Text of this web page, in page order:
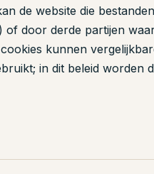
de website die
door derde partijen
kunnen
in dit beleid worden